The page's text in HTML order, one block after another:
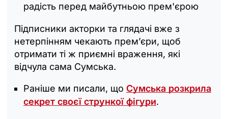
радість перед майбутньою прем'єрою
Підписники акторки та глядачі вже з
нетерпінням чекають прем’єри, щоб
отримати ті ж приємні враження, які
відчула сама Сумська.
Раніше ми писали, що Сумська розкрила
секрет своєї стрункої фігури.